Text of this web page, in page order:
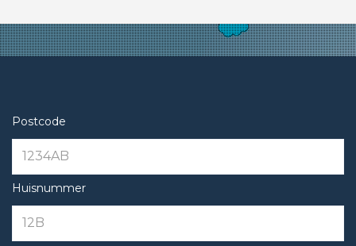
Postcode
Huisnummer